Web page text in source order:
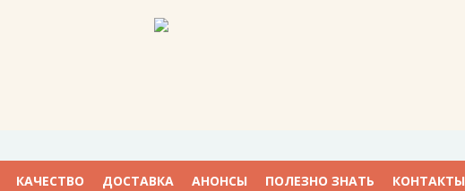
КАЧЕСТВО ДОСТАВКА АНОНСЫ ПОЛЕЗНО ЗНАТЬ КОНТАКТЫ